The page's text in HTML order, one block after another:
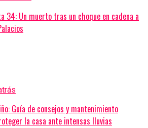
34: Un muerto tras un choque en cadena a
Guía de consejos y mantenimiento
la casa ante intensas lluvias